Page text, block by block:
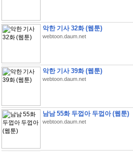
악한 기사 32화 (웹툰)
webtoon.daum.net
악한 기사 39화 (웹툰)
webtoon.daum.net
남남 55화 두껍아 두껍아 (웹툰)
webtoon.daum.net